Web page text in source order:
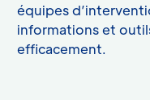
équipes
informations et
efficacement.